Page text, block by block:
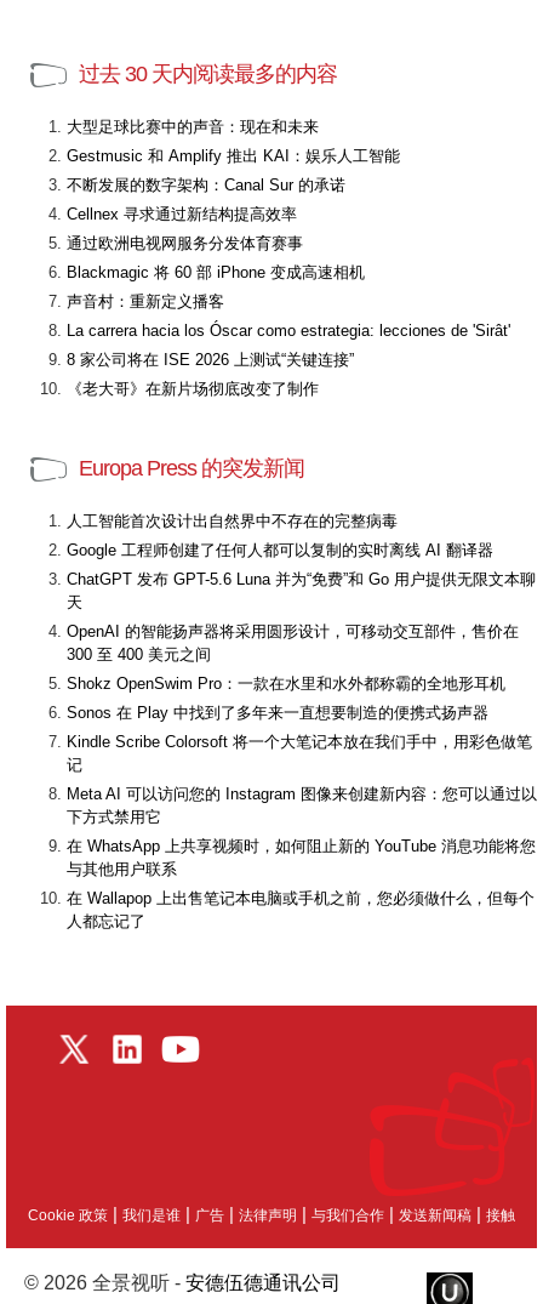
过去 30 天内阅读最多的内容
大型足球比赛中的声音：现在和未来
Gestmusic 和 Amplify 推出 KAI：娱乐人工智能
不断发展的数字架构：Canal Sur 的承诺
Cellnex 寻求通过新结构提高效率
通过欧洲电视网服务分发体育赛事
Blackmagic 将 60 部 iPhone 变成高速相机
声音村：重新定义播客
La carrera hacia los Óscar como estrategia: lecciones de 'Sirât'
8 家公司将在 ISE 2026 上测试“关键连接”
《老大哥》在新片场彻底改变了制作
Europa Press 的突发新闻
人工智能首次设计出自然界中不存在的完整病毒
Google 工程师创建了任何人都可以复制的实时离线 AI 翻译器
ChatGPT 发布 GPT-5.6 Luna 并为“免费”和 Go 用户提供无限文本聊
天
OpenAI 的智能扬声器将采用圆形设计，可移动交互部件，售价在
300 至 400 美元之间
Shokz OpenSwim Pro：一款在水里和水外都称霸的全地形耳机
Sonos 在 Play 中找到了多年来一直想要制造的便携式扬声器
Kindle Scribe Colorsoft 将一个大笔记本放在我们手中，用彩色做笔
记
Meta AI 可以访问您的 Instagram 图像来创建新内容：您可以通过以
下方式禁用它
在 WhatsApp 上共享视频时，如何阻止新的 YouTube 消息功能将您
与其他用户联系
在 Wallapop 上出售笔记本电脑或手机之前，您必须做什么，但每个
人都忘记了
Cookie 政策 | 我们是谁 | 广告 | 法律声明 | 与我们合作 | 发送新闻稿 | 接触
© 2026 全景视听 - 安德伍德通讯公司